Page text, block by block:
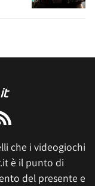
che i videogiochi
è il punto di
del presente e